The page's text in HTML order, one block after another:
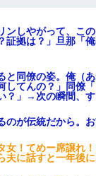
人の
の内容
でっち
るん
した
アノを
と言い
のクソ
ｗｗｗ
計も無効
こども
たそうな
Ａちゃ
館が大嫌
母「可哀
ＴＤＬに
い」→Ａ
られた
こども
ンしやがって、こ
証拠は？」旦那「
と同僚の姿。俺（
てんの？」同僚
？」→次の瞬間、
のが伝統だから。
女！てめー席譲れ
夫に話すと一年後